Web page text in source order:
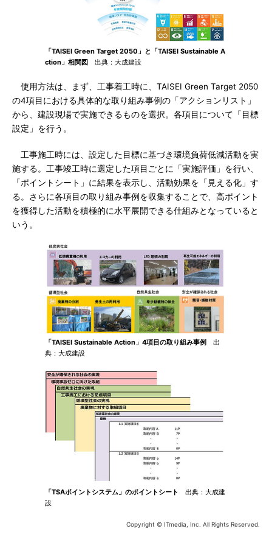
「TAISEI Green Target 2050」と「TAISEI Sustainable A
ction」相関図
出典：大成建設
使用方法は、まず、工事着工時に、TAISEI Green Target 2050
の4項目における具体的な取り組み事例の「アクションリスト」
から、建設現場で実施できるものを選択。各項目について「目標
設定」を行う。
工事施工時には、設定した目標に基づき環境負荷低減活動を実
施する。工事竣工時に選定した項目ごとに「実施評価」を行い、
「ポイントシート」に結果を表示し、活動効果を「見える化」す
る。さらに各項目の取り組み事例を収集することで、高ポイント
を獲得した活動を積極的に水平展開できる仕組みとなっていると
いう。
「TAISEI Sustainable Action」4項目の取り組み事例
出
典：大成建設
「TSAポイントシステム」のポイントシート
出典：大成建
設
Copyright © ITmedia, Inc. All Rights Reserved.